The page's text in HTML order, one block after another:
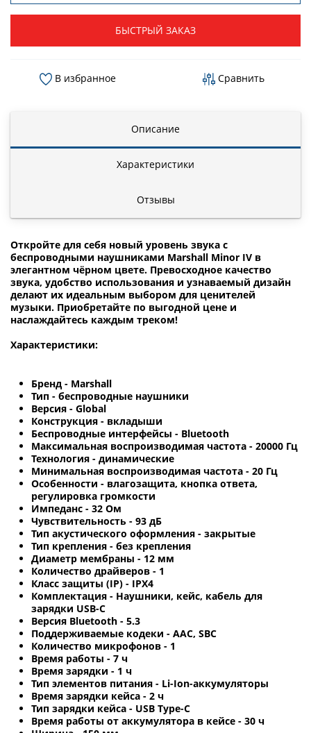
БЫСТРЫЙ ЗАКАЗ
В избранное Сравнить
Описание
Характеристики
Отзывы
Откройте для себя новый уровень звука с
беспроводными наушниками Marshall Minor IV в
элегантном чёрном цвете. Превосходное качество
звука, удобство использования и узнаваемый дизайн
делают их идеальным выбором для ценителей
музыки. Приобретайте по выгодной цене и
наслаждайтесь каждым треком!
Характеристики:
Бренд - Marshall
Тип - беспроводные наушники
Версия - Global
Конструкция - вкладыши
Беспроводные интерфейсы - Bluetooth
Максимальная воспроизводимая частота - 20000 Гц
Технология - динамические
Минимальная воспроизводимая частота - 20 Гц
Особенности - влагозащита, кнопка ответа,
регулировка громкости
Импеданс - 32 Ом
Чувствительность - 93 дБ
Тип акустического оформления - закрытые
Тип крепления - без крепления
Диаметр мембраны - 12 мм
Количество драйверов - 1
Класс защиты (IP) - IPX4
Комплектация - Наушники, кейс, кабель для
зарядки USB-C
Версия Bluetooth - 5.3
Поддерживаемые кодеки - AAC, SBC
Количество микрофонов - 1
Время работы - 7 ч
Время зарядки - 1 ч
Тип элементов питания - Li-Ion-аккумуляторы
Время зарядки кейса - 2 ч
Тип зарядки кейса - USB Type-C
Время работы от аккумулятора в кейсе - 30 ч